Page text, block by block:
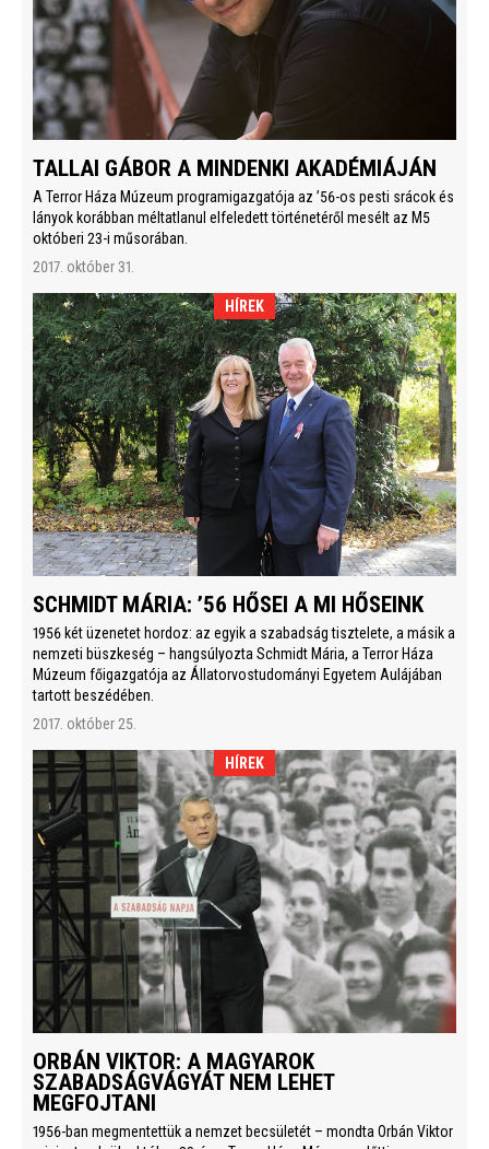
TALLAI GÁBOR A MINDENKI AKADÉMIÁJÁN
A Terror Háza Múzeum programigazgatója az ’56-os pesti srácok és
lányok korábban méltatlanul elfeledett történetéről mesélt az M5
októberi 23-i műsorában.
2017. október 31.
HÍREK
SCHMIDT MÁRIA: ’56 HŐSEI A MI HŐSEINK
1956 két üzenetet hordoz: az egyik a szabadság tisztelete, a másik a
nemzeti büszkeség – hangsúlyozta Schmidt Mária, a Terror Háza
Múzeum főigazgatója az Állatorvostudományi Egyetem Aulájában
tartott beszédében.
2017. október 25.
HÍREK
ORBÁN VIKTOR: A MAGYAROK
SZABADSÁGVÁGYÁT NEM LEHET
MEGFOJTANI
1956-ban megmentettük a nemzet becsületét – mondta Orbán Viktor